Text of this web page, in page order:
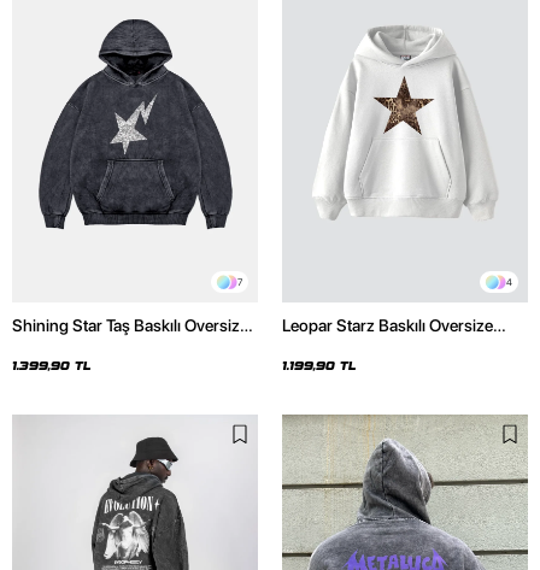
7
Shining Star Taş Baskılı Oversize
Hoodie
1.399,90 TL
4
Leopar Starz Baskılı Oversize
1.199,90 TL